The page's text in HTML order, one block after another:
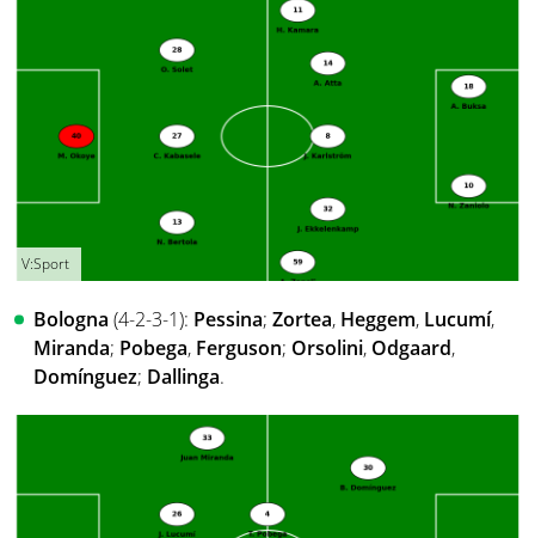
V:Sport
Bologna (4-2-3-1): Pessina; Zortea, Heggem, Lucumí,
Miranda; Pobega, Ferguson; Orsolini, Odgaard,
Domínguez; Dallinga.